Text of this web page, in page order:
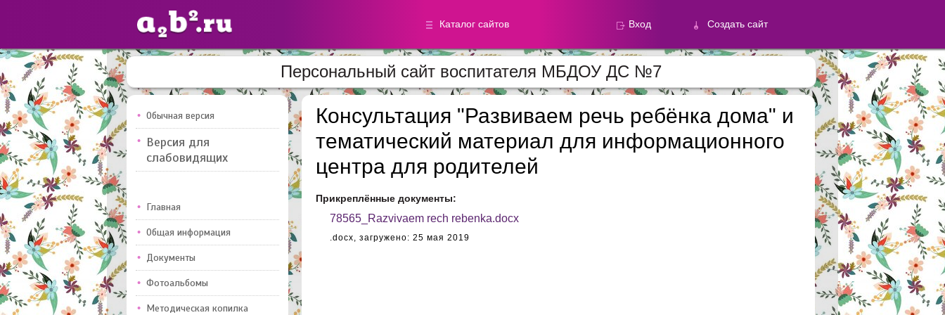
Каталог сайтов Создать сайт
Вход
Сайты
педагогов
Добавлено — 10947
Метод.
материалы
Добавлено — 59870
Галереи
фотографий
Добавлено — 39050 Создать сайт
Персональный сайт воспитателя МБДОУ ДС №7
Обычная версия
Версия для
слабовидящих
Главная
Общая информация
Документы
Фотоальбомы
Методическая копилка
Консультация "Развиваем речь ребёнка дома" и
тематический материал для информационного
центра для родителей
Прикреплённые документы:
78565_Razvivaem rech rebenka.docx
.docx, загружено: 25 мая 2019